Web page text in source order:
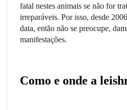
fatal nestes animais se não for
irreparáveis. Por isso, desde
data, então não se preocupe,
manifestações.
Como e onde a